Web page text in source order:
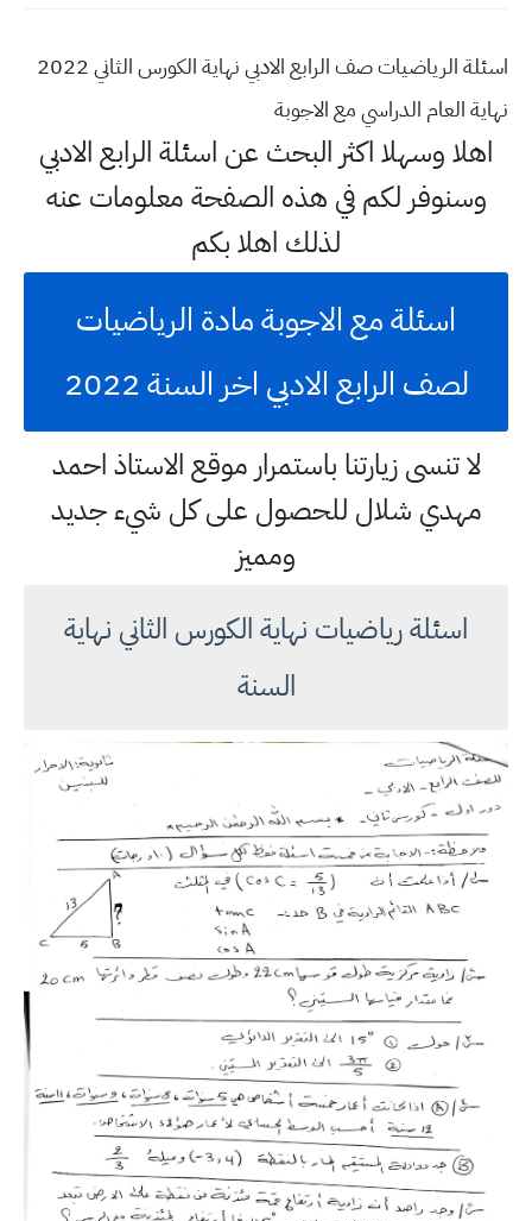
اسئلة الرياضيات صف الرابع الادبي نهاية الكورس الثاني 2022
نهاية العام الدراسي مع الاجوبة
اهلا وسهلا اكثر البحث عن اسئلة الرابع الادبي
وسنوفر لكم في هذه الصفحة معلومات عنه
لذلك اهلا بكم
اسئلة مع الاجوبة مادة الرياضيات
لصف الرابع الادبي اخر السنة 2022
لا تنسى زيارتنا باستمرار موقع الاستاذ احمد
مهدي شلال للحصول على كل شيء جديد
ومميز
اسئلة رياضيات نهاية الكورس الثاني نهاية
السنة